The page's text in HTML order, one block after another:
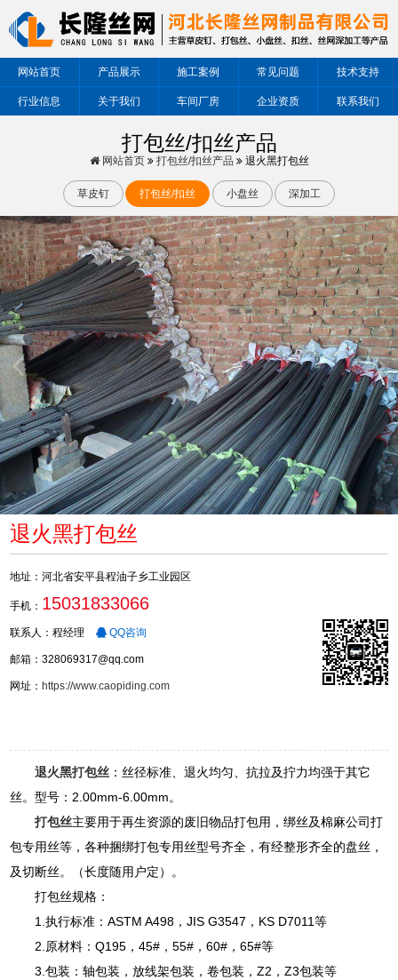
网站首页 产品展示 施工案例 常见问题 技术支持
行业信息 关于我们 车间厂房 企业资质 联系我们
打包丝/扣丝产品
网站首页 打包丝/扣丝产品 退火黑打包丝
草皮钉 打包丝/扣丝 小盘丝 深加工
退火黑打包丝
地址：河北省安平县程油子乡工业园区
手机： 15031833066
联系人：程经理 QQ咨询
邮箱：328069317@qq.com
网址：https://www.caopiding.com
退火黑打包丝 ：丝径标准、退火均匀、抗拉及拧力均强于其它
丝。型号：2.00mm-6.00mm。
打包丝主要用于再生资源的废旧物品打包用，绑丝及棉麻公司打
包专用丝等，各种捆绑打包专用丝型号齐全，有经整形齐全的盘丝，
及切断丝。（长度随用户定）。
打包丝规格：
1.执行标准：ASTM A498，JIS G3547，KS D7011等
2.原材料：Q195，45#，55#，60#，65#等
3.包装：轴包装，放线架包装，卷包装，Z2，Z3包装等